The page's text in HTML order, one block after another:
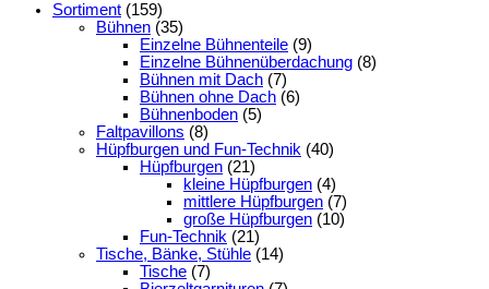
Sortiment (159)
Bühnen (35)
Einzelne Bühnenteile (9)
Einzelne Bühnenüberdachung (8)
Bühnen mit Dach (7)
Bühnen ohne Dach (6)
Bühnenboden (5)
Faltpavillons (8)
Hüpfburgen und Fun-Technik (40)
Hüpfburgen (21)
kleine Hüpfburgen (4)
mittlere Hüpfburgen (7)
große Hüpfburgen (10)
Fun-Technik (21)
Tische, Bänke, Stühle (14)
Tische (7)